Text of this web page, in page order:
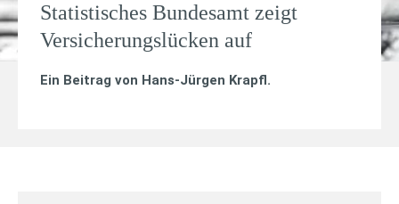
Statistisches Bundesamt zeigt
Versicherungslücken auf
Ein Beitrag von Hans-Jürgen Krapfl.